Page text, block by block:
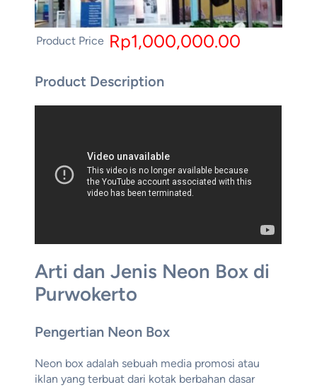
Product Price Rp1,000,000.00
Product Description
Arti dan Jenis Neon Box di
Purwokerto
Pengertian Neon Box
Neon box adalah sebuah media promosi atau
iklan yang terbuat dari kotak berbahan dasar